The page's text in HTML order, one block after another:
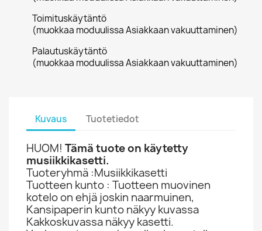
Toimituskäytäntö
(muokkaa moduulissa Asiakkaan vakuuttaminen)
Palautuskäytäntö
(muokkaa moduulissa Asiakkaan vakuuttaminen)
Kuvaus Tuotetiedot
HUOM! Tämä tuote on käytetty
musiikkikasetti.
Tuoteryhmä :Musiikkikasetti
Tuotteen kunto : Tuotteen muovinen
kotelo on ehjä joskin naarmuinen,
Kansipaperin kunto näkyy kuvassa
Kakkoskuvassa näkyy kasetti.